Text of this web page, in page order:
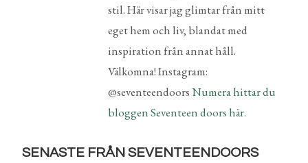
stil. Här visar jag glimtar från mitt
eget hem och liv, blandat med
inspiration från annat håll.
Välkomna! Instagram:
@seventeendoorsNumera hittar du
bloggen Seventeen doors här.
SENASTE FRÅN SEVENTEENDOORS